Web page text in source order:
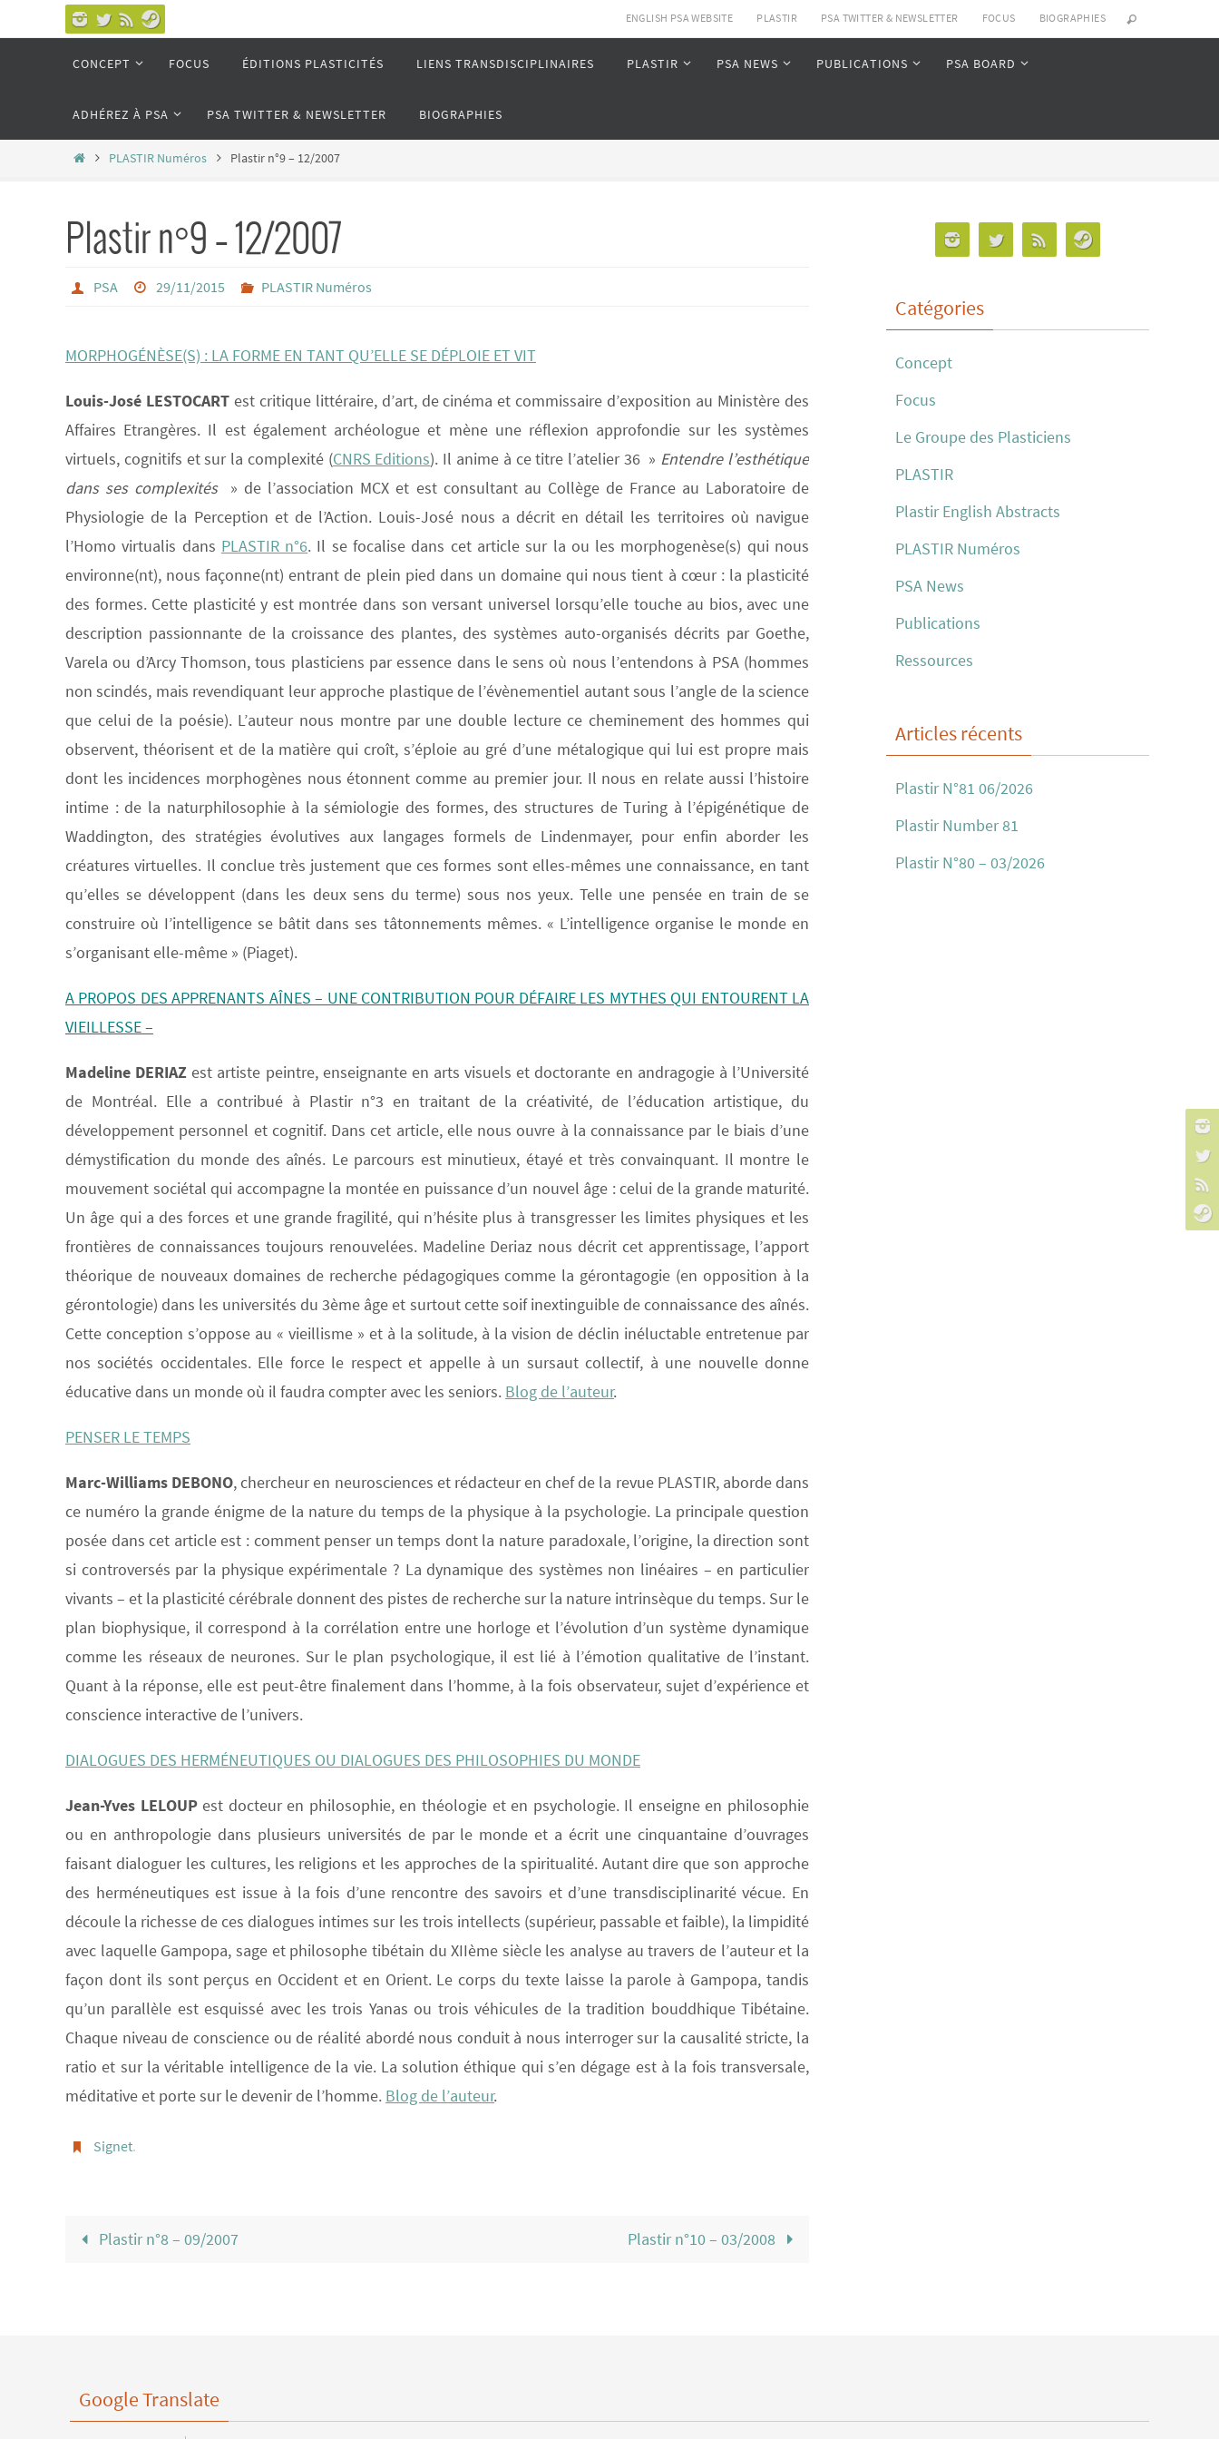
vers
ENGLISH PSA WEBSITE PLASTIR PSA TWITTER & NEWSLETTER FOCUS BIOGRAPHIES
CONCEPT FOCUS ÉDITIONS PLASTICITÉS LIENS TRANSDISCIPLINAIRES PLASTIR PSA NEWS PUBLICATIONS PSA BOARD
ADHÉREZ À PSA PSA TWITTER & NEWSLETTER BIOGRAPHIES
HomePLASTIR Numéros Plastir n°9 – 12/2007
Plastir n°9 – 12/2007
PSA 29/11/2015 PLASTIR Numéros
MORPHOGÉNÈSE(S) : LA FORME EN TANT QU’ELLE SE DÉPLOIE ET VIT
Louis-José LESTOCARTest critique littéraire, d’art, de cinéma et commissaire d’exposition au Ministère des
Affaires Etrangères. Il est également archéologue et mène une réflexion approfondie sur les systèmes
virtuels, cognitifs et sur la complexité (CNRS Editions). Il anime à ce titre l’atelier 36 » Entendre l’esthétique
dans ses complexités» de l’association MCX et est consultant au Collège de France au Laboratoire de
Physiologie de la Perception et de l’Action. Louis-José nous a décrit en détail les territoires où navigue
l’Homo virtualis dans PLASTIR n°6. Il se focalise dans cet article sur la ou les morphogenèse(s) qui nous
environne(nt), nous façonne(nt) entrant de plein pied dans un domaine qui nous tient à cœur : la plasticité
des formes. Cette plasticité y est montrée dans son versant universel lorsqu’elle touche au bios, avec une
description passionnante de la croissance des plantes, des systèmes auto-organisés décrits par Goethe,
Varela ou d’Arcy Thomson, tous plasticiens par essence dans le sens où nous l’entendons à PSA (hommes
non scindés, mais revendiquant leur approche plastique de l’évènementiel autant sous l’angle de la science
que celui de la poésie). L’auteur nous montre par une double lecture ce cheminement des hommes qui
observent, théorisent et de la matière qui croît, s’éploie au gré d’une métalogique qui lui est propre mais
dont les incidences morphogènes nous étonnent comme au premier jour. Il nous en relate aussi l’histoire
intime : de la naturphilosophie à la sémiologie des formes, des structures de Turing à l’épigénétique de
Waddington, des stratégies évolutives aux langages formels de Lindenmayer, pour enfin aborder les
créatures virtuelles. Il conclue très justement que ces formes sont elles-mêmes une connaissance, en tant
qu’elles se développent (dans les deux sens du terme) sous nos yeux. Telle une pensée en train de se
construire où I’intelligence se bâtit dans ses tâtonnements mêmes. « L’intelligence organise le monde en
s’organisant elle-même » (Piaget).
A PROPOS DES APPRENANTS AÎNES – UNE CONTRIBUTION POUR DÉFAIRE LES MYTHES QUI ENTOURENT LA
VIEILLESSE –
Madeline DERIAZ est artiste peintre, enseignante en arts visuels et doctorante en andragogie à l’Université
de Montréal. Elle a contribué à Plastir n°3 en traitant de la créativité, de l’éducation artistique, du
développement personnel et cognitif. Dans cet article, elle nous ouvre à la connaissance par le biais d’une
démystification du monde des aînés. Le parcours est minutieux, étayé et très convainquant. Il montre le
mouvement sociétal qui accompagne la montée en puissance d’un nouvel âge : celui de la grande maturité.
Un âge qui a des forces et une grande fragilité, qui n’hésite plus à transgresser les limites physiques et les
frontières de connaissances toujours renouvelées. Madeline Deriaz nous décrit cet apprentissage, l’apport
théorique de nouveaux domaines de recherche pédagogiques comme la gérontagogie (en opposition à la
gérontologie) dans les universités du 3ème âge et surtout cette soif inextinguible de connaissance des aînés.
Cette conception s’oppose au « vieillisme » et à la solitude, à la vision de déclin inéluctable entretenue par
nos sociétés occidentales. Elle force le respect et appelle à un sursaut collectif, à une nouvelle donne
éducative dans un monde où il faudra compter avec les seniors. Blog de l’auteur.
PENSER LE TEMPS
Marc-Williams DEBONO, chercheur en neurosciences et rédacteur en chef de la revue PLASTIR, aborde dans
ce numéro la grande énigme de la nature du temps de la physique à la psychologie. La principale question
posée dans cet article est : comment penser un temps dont la nature paradoxale, l’origine, la direction sont
si controversés par la physique expérimentale ? La dynamique des systèmes non linéaires – en particulier
vivants – et la plasticité cérébrale donnent des pistes de recherche sur la nature intrinsèque du temps. Sur le
plan biophysique, il correspond à la corrélation entre une horloge et l’évolution d’un système dynamique
comme les réseaux de neurones. Sur le plan psychologique, il est lié à l’émotion qualitative de l’instant.
Quant à la réponse, elle est peut-être finalement dans l’homme, à la fois observateur, sujet d’expérience et
conscience interactive de l’univers.
DIALOGUES DES HERMÉNEUTIQUES OU DIALOGUES DES PHILOSOPHIES DU MONDE
Jean-Yves LELOUPest docteur en philosophie, en théologie et en psychologie. Il enseigne en philosophie
ou en anthropologie dans plusieurs universités de par le monde et a écrit une cinquantaine d’ouvrages
faisant dialoguer les cultures, les religions et les approches de la spiritualité. Autant dire que son approche
des herméneutiques est issue à la fois d’une rencontre des savoirs et d’une transdisciplinarité vécue. En
découle la richesse de ces dialogues intimes sur les trois intellects (supérieur, passable et faible), la limpidité
avec laquelle Gampopa, sage et philosophe tibétain du XIIème siècle les analyse au travers de l’auteur et la
façon dont ils sont perçus en Occident et en Orient. Le corps du texte laisse la parole à Gampopa, tandis
qu’un parallèle est esquissé avec les trois Yanas ou trois véhicules de la tradition bouddhique Tibétaine.
Chaque niveau de conscience ou de réalité abordé nous conduit à nous interroger sur la causalité stricte, la
ratio et sur la véritable intelligence de la vie. La solution éthique qui s’en dégage est à la fois transversale,
méditative et porte sur le devenir de l’homme. Blog de l’auteur.
Signet.
Plastir n°8 – 09/2007 Plastir n°10 – 03/2008
Catégories
Concept
Focus
Le Groupe des Plasticiens
PLASTIR
Plastir English Abstracts
PLASTIR Numéros
PSA News
Publications
Ressources
Articles récents
Plastir N°81 06/2026
Plastir Number 81
Plastir N°80 – 03/2026
Google Translate